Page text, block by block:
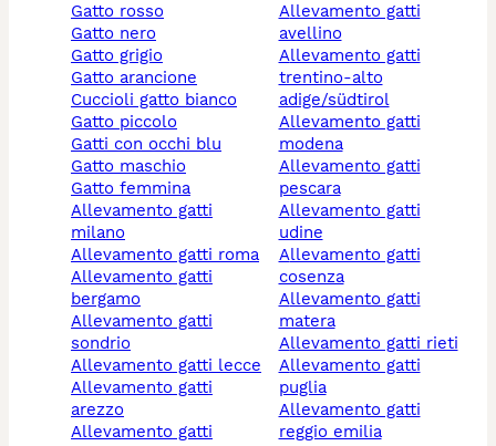
gatto rosso
gatto nero
gatto grigio
gatto arancione
cuccioli gatto bianco
gatto piccolo
gatti con occhi blu
gatto maschio
gatto femmina
allevamento gatti
milano
allevamento gatti roma
allevamento gatti
bergamo
allevamento gatti
sondrio
allevamento gatti lecce
allevamento gatti
arezzo
allevamento gatti
allevamento gatti
avellino
allevamento gatti
trentino-alto
adige/südtirol
allevamento gatti
modena
allevamento gatti
pescara
allevamento gatti
udine
allevamento gatti
cosenza
allevamento gatti
matera
allevamento gatti rieti
allevamento gatti
puglia
allevamento gatti
reggio emilia